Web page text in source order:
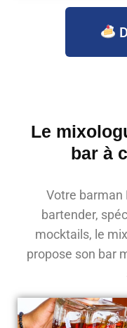
Le
bar à
Votre barman
bartender,
mocktails, le
propose son bar